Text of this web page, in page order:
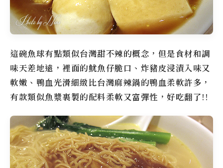
這碗魚球有點類似台灣甜不辣的概念，但是食材和調
味天差地遠，裡面的魷魚仔脆口、炸豬皮浸漬入味又
軟嫩、鴨血光滑細緻比台灣麻辣鍋的鴨血柔軟許多，
有款類似魚漿裹製的配料柔軟又富彈性，好吃翻了!!